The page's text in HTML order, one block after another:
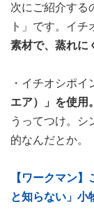
次にご紹介する
ト」です。イチ
素材で、蒸れに
・イチオシポイ
エア）」を使用。
うってつけ。シ
的なんだとか。
【ワークマン
と知らない」小